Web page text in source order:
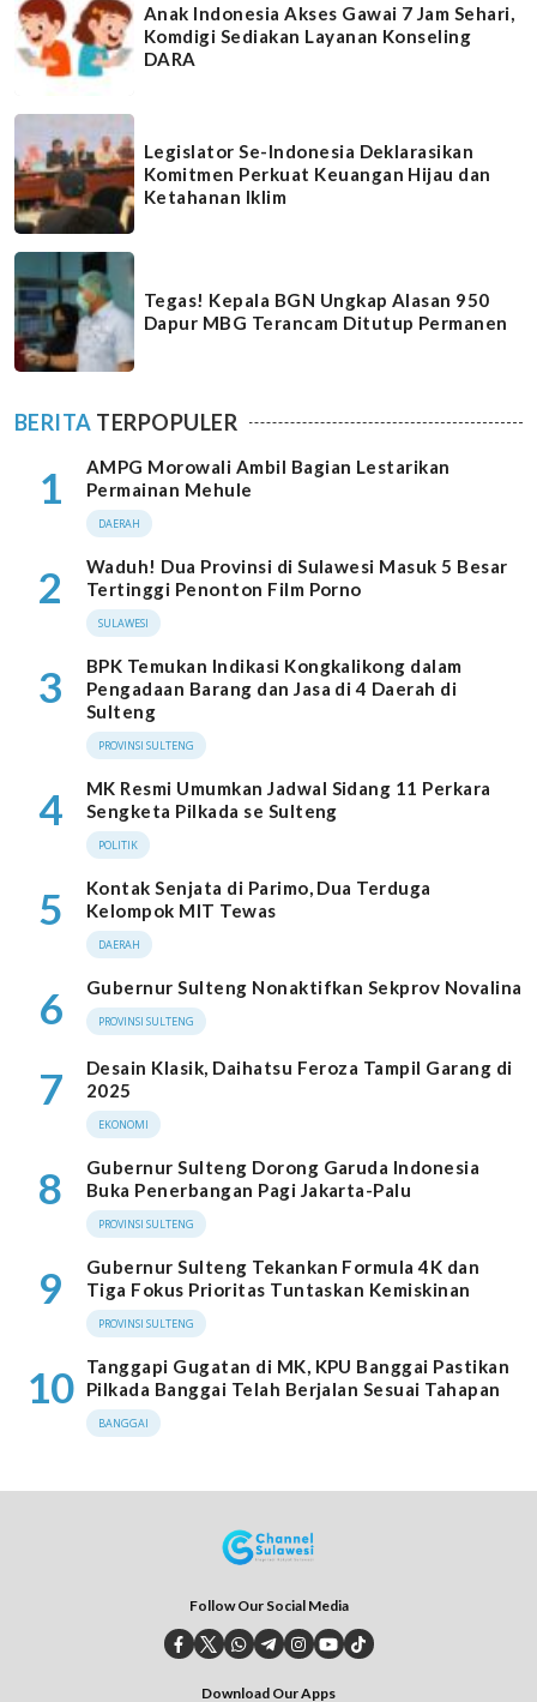
Anak Indonesia Akses Gawai 7 Jam Sehari,
Komdigi Sediakan Layanan Konseling
DARA
Legislator Se-Indonesia Deklarasikan
Komitmen Perkuat Keuangan Hijau dan
Ketahanan Iklim
Tegas! Kepala BGN Ungkap Alasan 950
Dapur MBG Terancam Ditutup Permanen
BERITA TERPOPULER
1
AMPG Morowali Ambil Bagian Lestarikan
Permainan Mehule
DAERAH
2
Waduh! Dua Provinsi di Sulawesi Masuk 5 Besar
Tertinggi Penonton Film Porno
SULAWESI
3
BPK Temukan Indikasi Kongkalikong dalam
Pengadaan Barang dan Jasa di 4 Daerah di
Sulteng
PROVINSI SULTENG
4
MK Resmi Umumkan Jadwal Sidang 11 Perkara
Sengketa Pilkada se Sulteng
POLITIK
5
Kontak Senjata di Parimo, Dua Terduga
Kelompok MIT Tewas
DAERAH
6 Gubernur Sulteng Nonaktifkan Sekprov Novalina
PROVINSI SULTENG
7
Desain Klasik, Daihatsu Feroza Tampil Garang di
2025
EKONOMI
8
Gubernur Sulteng Dorong Garuda Indonesia
Buka Penerbangan Pagi Jakarta-Palu
PROVINSI SULTENG
9
Gubernur Sulteng Tekankan Formula 4K dan
Tiga Fokus Prioritas Tuntaskan Kemiskinan
PROVINSI SULTENG
10
Tanggapi Gugatan di MK, KPU Banggai Pastikan
Pilkada Banggai Telah Berjalan Sesuai Tahapan
BANGGAI
Follow Our Social Media
Download Our Apps